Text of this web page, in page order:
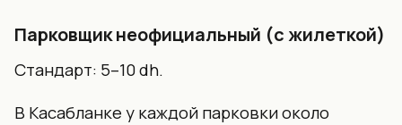
Парковщик неофициальный (с жилеткой)
Стандарт: 5–10 dh.
В Касабланке у каждой парковки около